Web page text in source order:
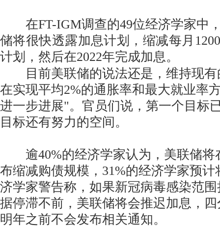
在FT-IGM调查的49位经济学家中
储将很快透露加息计划，缩减每月
计划，然后在2022年完成加息。
目前美联储的说法还是，维持现有
在实现平均2%的通胀率和最大就业率
进一步进展"。官员们说，第一个目标
目标还有努力的空间。
逾40%的经济学家认为，美联储将
布缩减购债规模，31%的经济学家预计
济学家警告称，如果新冠病毒感染范
据停滞不前，美联储将会推迟加息，
明年之前不会发布相关通知。